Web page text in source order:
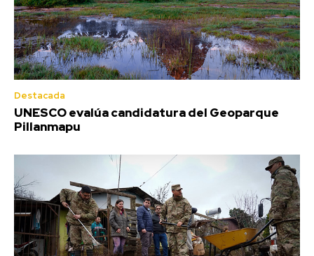
Destacada
UNESCO evalúa candidatura del Geoparque
Pillanmapu